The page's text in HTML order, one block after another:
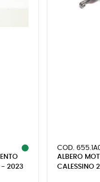
- 2023
COD.
ALBERO
CALESSINO